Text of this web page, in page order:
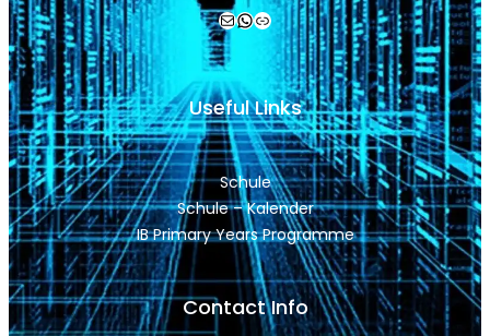
Mail WhatsApp Link
Useful Links
Schule
Schule – Kalender
IB Primary Years Programme
Contact Info